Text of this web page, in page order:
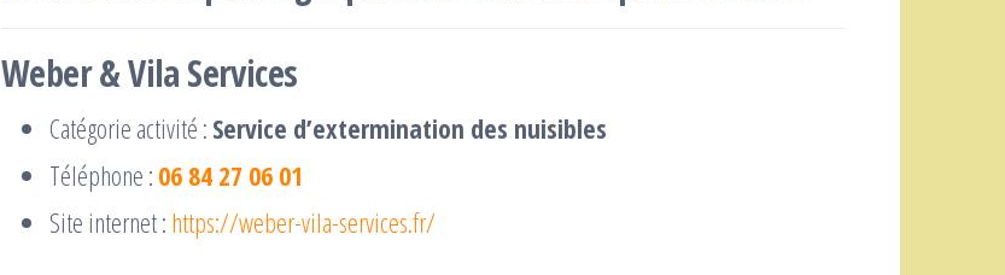
Weber & Vila Services
Catégorie activité : Service d’extermination des nuisibles
Téléphone : 06 84 27 06 01
Site internet : https://weber-vila-services.fr/